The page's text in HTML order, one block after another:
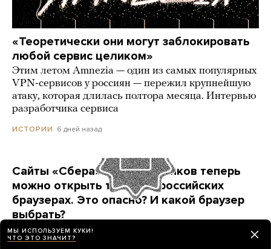
«Теоретически они могут заблокировать
любой сервис целиком»
Этим летом Amnezia — один из самых популярных
VPN-сервисов у россиян — пережил крупнейшую
атаку, которая длилась полтора месяца. Интервью
разработчика сервиса
ИСТОРИИ 6 дней назад
Сайты «Сбера» и других банков теперь
можно открыть только в российских
браузерах. Это опасно? И какой браузер
выбрать?
Короткая инструкция для тех, кто опасается
переходить на продукты «Яндекса» и VK
МЫ ИСПОЛЬЗУЕМ КУКИ!
ЧТО ЭТО ЗНАЧИТ?